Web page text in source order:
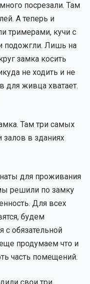
посрезали. Там
А теперь и
тримерами, кучи с
подожгли. Лишь на
замка косить
не ходить и не
для живца хватает.
Там три самых
в зданиях
для проживания
решили по замку
Для всех
будем
с обязательной
продумаем что и
часть помещений.